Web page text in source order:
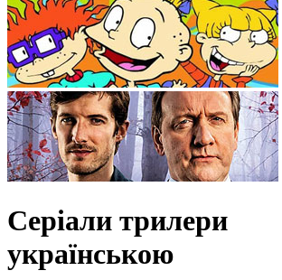
Серіали трилери
українською